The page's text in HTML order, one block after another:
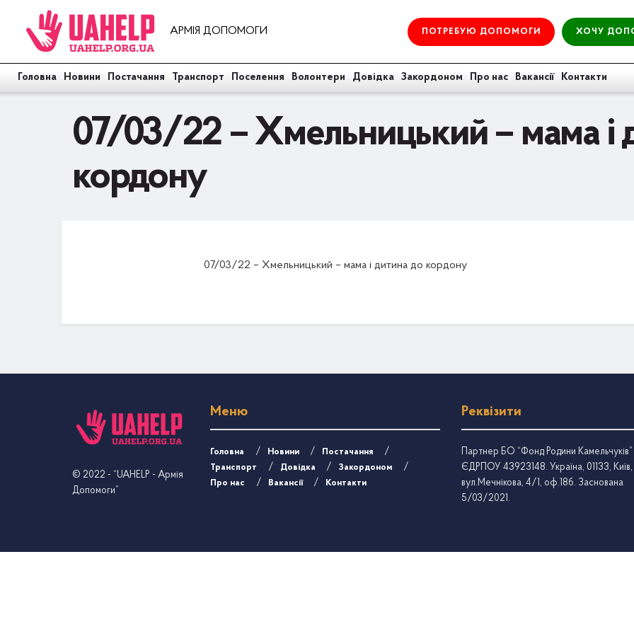
АРМІЯ ДОПОМОГИ ПОТРЕБУЮ ДОПОМОГИ ХОЧУ
Головна Новини Постачання Транспорт Поселення Волонтери Довідка Закордоном Про нас Вакансії Контакти
07/03/22 – Хмельницький – мама і
кордону
07/03/22 – Хмельницький – мама і дитина до кордону
© 2022 - “UAHELP - Армія
Допомоги”
Меню
Головна Новини
Постачання
Транспорт
Довідка
Закордоном
Про нас
Вакансії Контакти
Реквізити
Партнер БО “Фонд Родини Камельчуків”
ЄДРПОУ 43923148. Україна, 01133, Київ,
вул.Мечнікова, 4/1, оф.18б. Заснована
5/03/2021.